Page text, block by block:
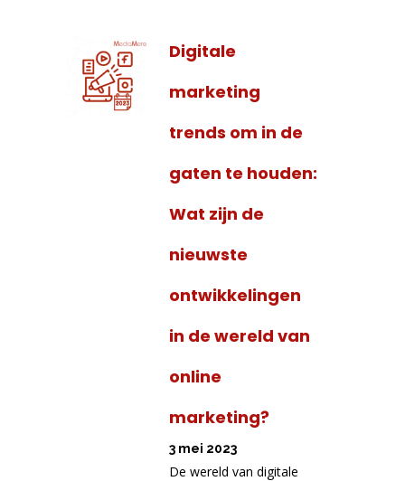
Digitale
marketing
trends om in de
gaten te houden:
Wat zijn de
nieuwste
ontwikkelingen
in de wereld van
online
marketing?
3 mei 2023
De wereld van digitale